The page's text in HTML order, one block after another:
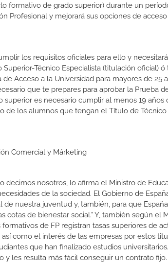
formativo de grado superior) durante un
Profesional y mejorará sus opciones de
los requisitos oficiales para ello y
Técnico Especialista (titulación oficial) ó
Acceso a la Universidad para mayores de 25
que te prepares para aprobar la Prueba
superior es necesario cumplir al menos 19 años
de los alumnos que tengan el Título de Técnico
Comercial y Márketing
decimos nosotros, lo afirma el Ministro de
de la sociedad. El Gobierno de
nuestra juventud y, también, para que
de bienestar social." Y, también según el
de FP registran tasas superiores de
como el interés de las empresas por estos
que han finalizado estudios
les resulta más fácil conseguir un contrato